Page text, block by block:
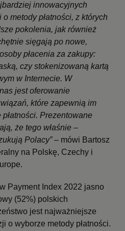
innowacyjnych
metody płatności, z których
pokolenia, jak również
sięgają po nowe,
płacenia za zakupy:
czy stokenizowaną kartą
w Internecie. W
jest oferowanie
które zapewnią im
Prezentowane
że tego właśnie –
Polacy”– mówi Bartosz
na Polskę, Czechy i
Payment Index 2022 jasno
(52%) polskich
jest najważniejsze
o wyborze metody płatności.